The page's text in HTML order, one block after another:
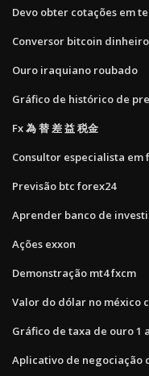
Devo obter cotações em
Conversor bitcoin
Ouro iraquiano roubado
Gráfico de histórico de
Fx 為 替 差 益 税金
Consultor especialista
Previsão btc forex24
Aprender banco de
Ações exxon
Demonstração mt4 fxcm
Valor do dólar no méxico
Gráfico de taxa de ouro 1
Aplicativo de negociação